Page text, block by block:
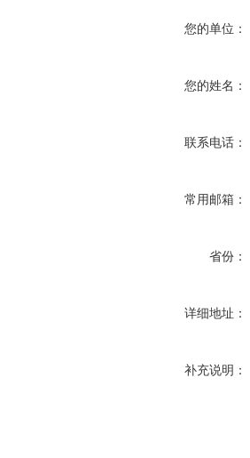
您的单位：
您的姓名：
联系电话：
常用邮箱：
省份：
详细地址：
补充说明：